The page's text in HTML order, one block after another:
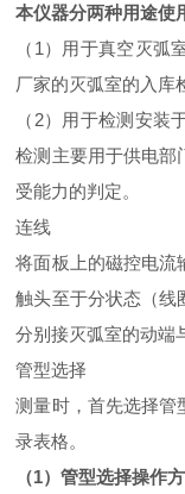
本仪器分两种用途使
（1）用于真空灭弧
厂家的灭弧室的入库
（2）用于检测安装
检测主要用于供电部
受能力的判定。
连线
将面板上的磁控电流
触头至于分状态（线
分别接灭弧室的动端
管型选择
测量时，首先选择管
录表格。
（1）管型选择操作